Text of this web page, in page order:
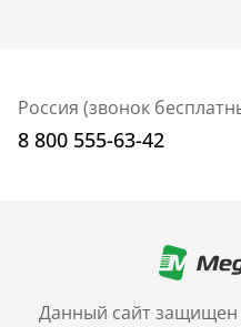
Данный сайт защищен
Россия (звонок
8 800 555-63-42
+7 (499) 705-30-10
Санкт-Петербург